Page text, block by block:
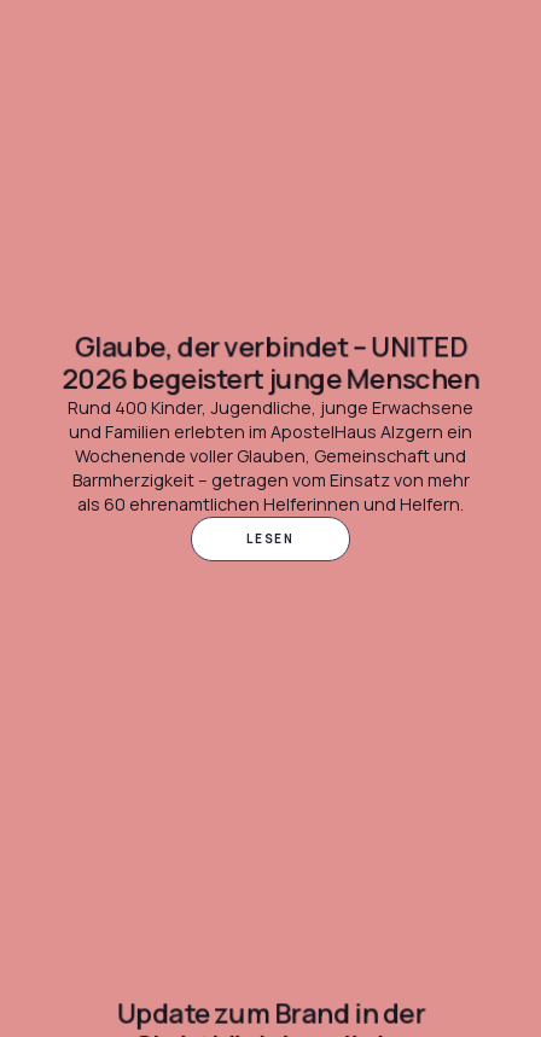
Glaube, der verbindet – UNITED
2026 begeistert junge Menschen
Rund 400 Kinder, Jugendliche, junge Erwachsene
und Familien erlebten im ApostelHaus Alzgern ein
Wochenende voller Glauben, Gemeinschaft und
Barmherzigkeit – getragen vom Einsatz von mehr
als 60 ehrenamtlichen Helferinnen und Helfern.
LESEN
Update zum Brand in der